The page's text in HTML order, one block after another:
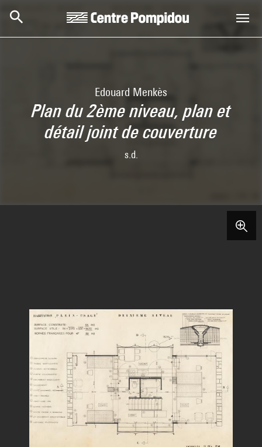
Edouard Menkès
Plan du 2ème niveau, plan et
détail joint de couverture
s.d.